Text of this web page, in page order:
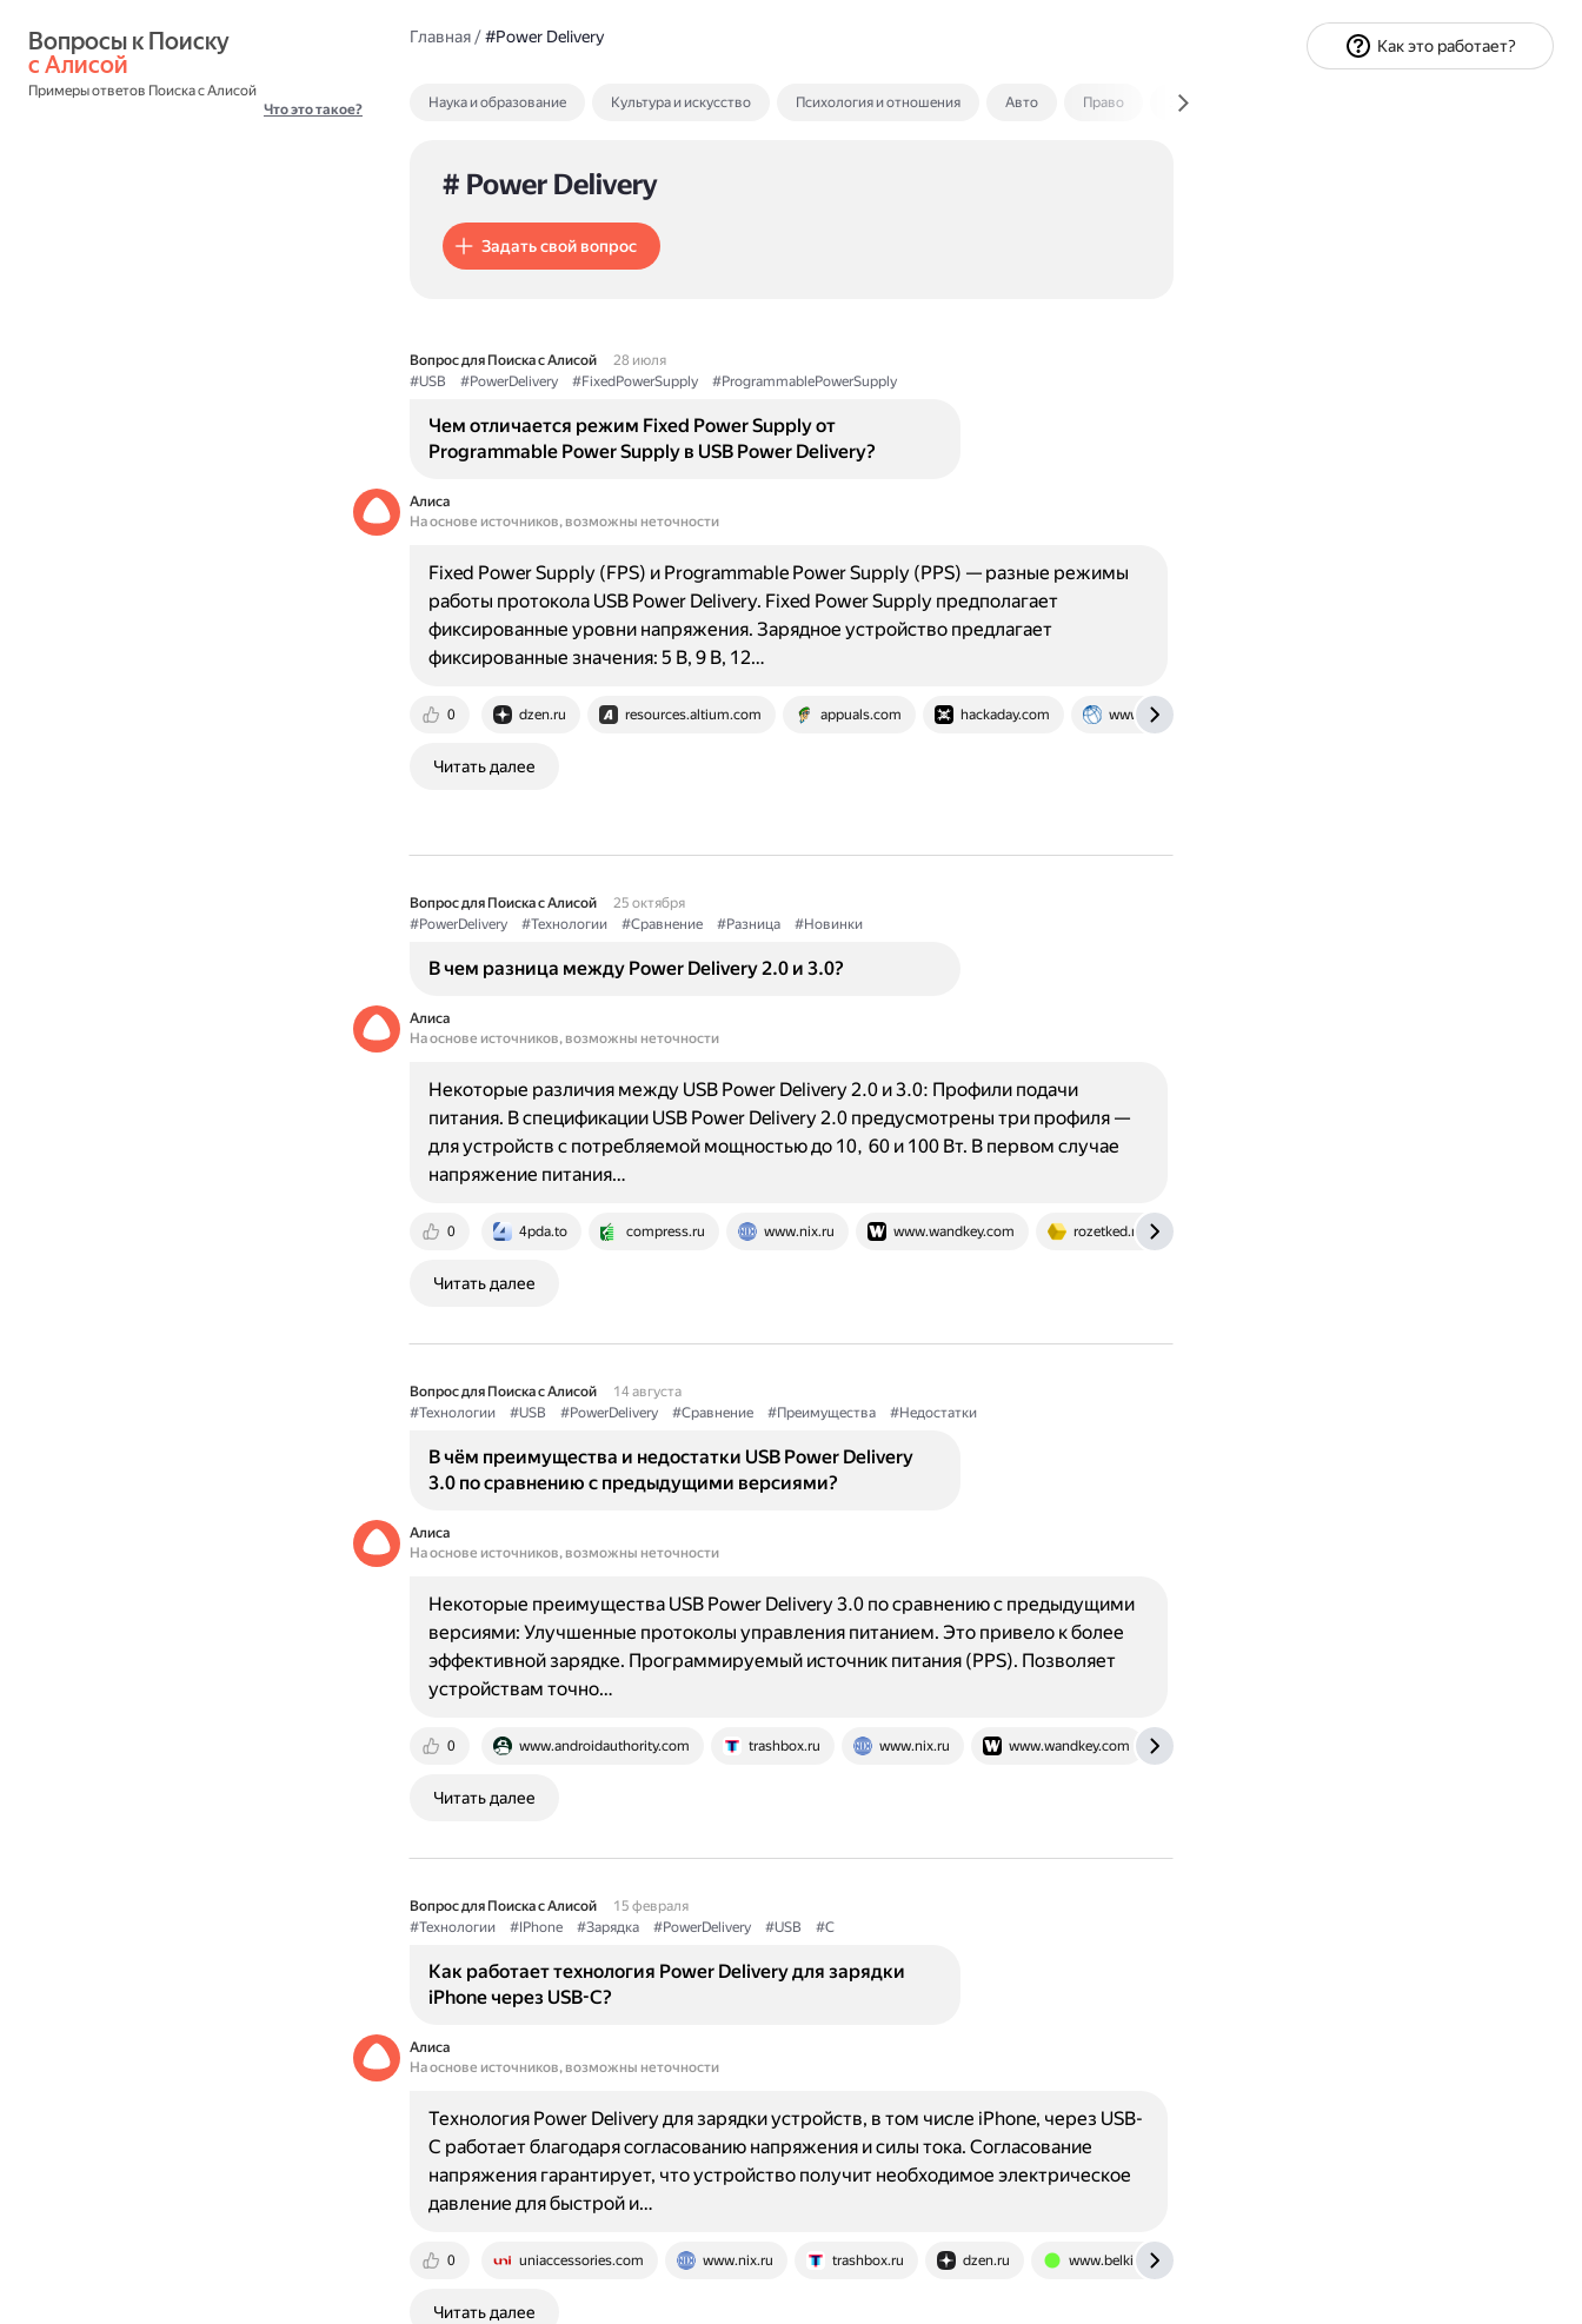
с Алисой
Примеры ответов Поиска с Алисой
Что это такое?
Главная/#Power Delivery
Наука и образование Культура и искусство Психология и отношения Авто Право Экономика и финансы
# Power Delivery
Задать свой вопрос
Вопрос для Поиска с Алисой
28 июля
#USB
#PowerDelivery #FixedPowerSupply #ProgrammablePowerSupply
Чем отличается режим Fixed Power Supply от
Programmable Power Supply в USB Power Delivery?
Алиса
На основе источников, возможны неточности
0 dzen.ru resources.altium.com appuals.com hackaday.com www.asme.org
Fixed Power Supply (FPS) и Programmable Power Supply (PPS) — разные режимы
работы протокола USB Power Delivery. Fixed Power Supply предполагает
фиксированные уровни напряжения. Зарядное устройство предлагает
фиксированные значения: 5 В, 9 В, 12…
Читать далее
Вопрос для Поиска с Алисой
25 октября
#PowerDelivery
#Технологии #Сравнение #Разница #Новинки
В чем разница между Power Delivery 2.0 и 3.0?
Алиса
На основе источников, возможны неточности
0 4pda.to compress.ru www.nix.ru www.wandkey.com rozetked.me
Некоторые различия между USB Power Delivery 2.0 и 3.0: Профили подачи
питания. В спецификации USB Power Delivery 2.0 предусмотрены три профиля —
для устройств с потребляемой мощностью до 10, 60 и 100 Вт. В первом случае
напряжение питания…
Читать далее
Вопрос для Поиска с Алисой
14 августа
#Технологии
#USB #PowerDelivery #Сравнение #Преимущества #Недостатки
В чём преимущества и недостатки USB Power Delivery
3.0 по сравнению с предыдущими версиями?
Алиса
На основе источников, возможны неточности
0 www.androidauthority.com trashbox.ru www.nix.ru www.wandkey.com
Некоторые преимущества USB Power Delivery 3.0 по сравнению с предыдущими
версиями: Улучшенные протоколы управления питанием. Это привело к более
эффективной зарядке. Программируемый источник питания (PPS). Позволяет
устройствам точно…
Читать далее
Вопрос для Поиска с Алисой
15 февраля
#Технологии
#IPhone #Зарядка #PowerDelivery #USB #C
Как работает технология Power Delivery для зарядки
iPhone через USB-C?
Алиса
На основе источников, возможны неточности
0 uniaccessories.com www.nix.ru trashbox.ru dzen.ru www.belkin.com
Технология Power Delivery для зарядки устройств, в том числе iPhone, через USB-
C работает благодаря согласованию напряжения и силы тока. Согласование
напряжения гарантирует, что устройство получит необходимое электрическое
давление для быстрой и…
Читать далее
Как это работает?